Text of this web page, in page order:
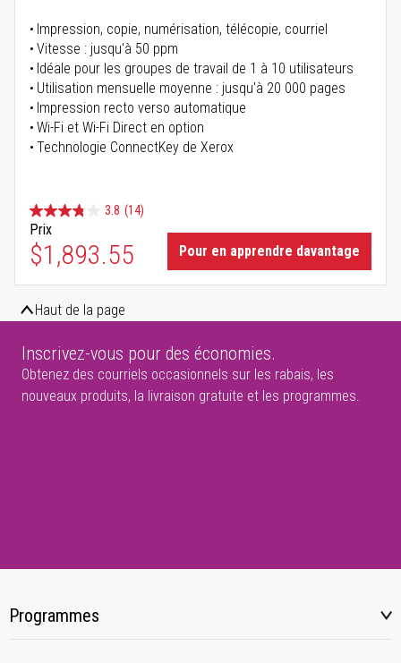
Impression, copie, numérisation, télécopie, courriel
Vitesse : jusqu'à 50 ppm
Idéale pour les groupes de travail de 1 à 10 utilisateurs
Utilisation mensuelle moyenne : jusqu'à 20 000 pages
Impression recto verso automatique
Wi-Fi et Wi-Fi Direct en option
Technologie ConnectKey de Xerox
3.8 (14)
Prix
$1,893.55 Pour en apprendre davantage
Haut de la page
Inscrivez-vous pour des économies.
Obtenez des courriels occasionnels sur les rabais, les
nouveaux produits, la livraison gratuite et les programmes.
Programmes